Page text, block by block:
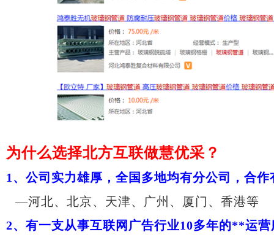
为什么选择北方互联做慧优采？
1、 公司实力雄厚，全国多地均有分公司，合作
—河北、北京、天津、广州、厦门、香港等
2、 有一支从事互联网广告行业10多年的**运营